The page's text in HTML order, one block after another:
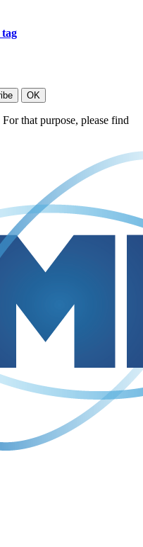
that purpose, please find